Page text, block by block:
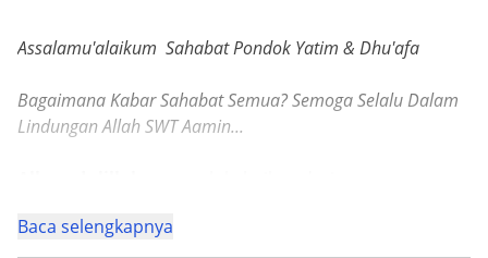
Di tengah suasana yang penuh keceriaan, terlihat
wajah-wajah yang begitu bahagia.
Mereka saling bercanda, mencoba wahana, dan
Bagi kita, mungkin ini terlihat sederhana.
Tapi bagi mereka, ini adalah kenangan yang akan
Assalamu'alaikum Sahabat Pondok Yatim & Dhu'afa
Bagaimana Kabar Sahabat Semua? Semoga Selalu Dalam
Lindungan Allah SWT Aamin...
kebahagiaan sederhana bersama anak-anak yatim dan
Baca selengkapnya